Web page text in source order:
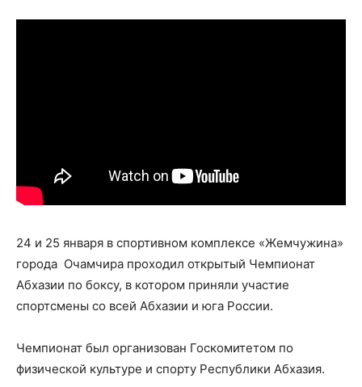
24 и 25 января в спортивном комплексе «Жемчужина»
города Очамчира проходил открытый Чемпионат
Абхазии по боксу, в котором приняли участие
спортсмены со всей Абхазии и юга России.
Чемпионат был организован Госкомитетом по
физической культуре и спорту Республики Абхазия.